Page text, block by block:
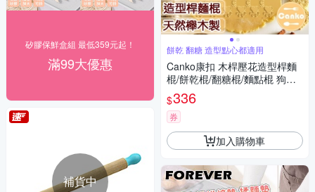
矽膠保鮮盒組 最低359元起！
滿99大優惠
補貨中
餅乾 翻糖 造型點心都適用
Canko康扣 木桿壓花造型桿麵
棍/餅乾棍/翻糖棍/麵點棍 狗狗
腳印
$336
券
加入購物車